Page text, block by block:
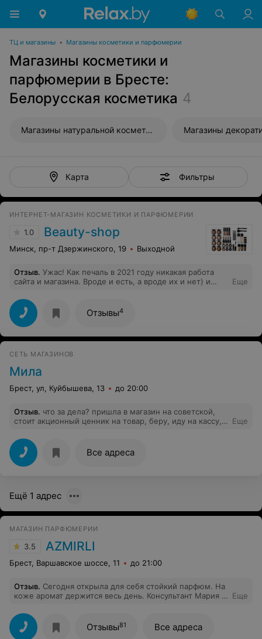
ТЦ и магазины • Магазины косметики и парфюмерии
Магазины косметики и
парфюмерии в Бресте:
Белорусская косметика 4
Магазины натуральной косметики
Карта Фильтры
ИНТЕРНЕТ-МАГАЗИН КОСМЕТИКИ И ПАРФЮМЕРИИ
1.0 Beauty-shop
Минск, пр-т Дзержинского, 19 Выходной
Отзыв. Ужас! Как печаль в 2021 году никакая работа
сайта и магазина. Вроде и есть, а вроде их и нет) и
доставить! Вот так и работают, а руководитель не
понимает, почему нет заказов)
Еще
Отзывы4
СЕТЬ МАГАЗИНОВ
Мила
Брест, ул, Куйбышева, 13 до 20:00
Отзыв. что за дела? пришла в магазин на советской,
стоит акционный ценник на товар, беру, иду на кассу,
сказали что акция с завтрашнего дня, вопрос, почему
ценники сегодня стоят, а акция завтра? проследите за
этим, по законодательству это неправильно и
наказуемо!
Еще
Все адреса
Ещё 1 адрес
МАГАЗИН ПАРФЮМЕРИИ
3.5 AZMIRLI
Брест, Варшавское шоссе, 11 до 21:00
Отзыв. Сегодня открыла для себя стойкий парфюм. На
коже аромат держится весь день. Консультант Мария -
подобрать аромат быстро и попала в в самое
сердечко. Рекомендую к покупке.
Еще
Отзывы81 Все адреса